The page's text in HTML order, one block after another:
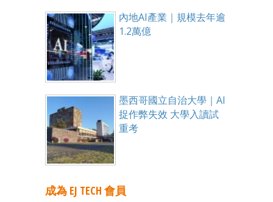
內地AI產業｜規模去年逾
1.2萬億
墨西哥國立自治大學｜AI
捉作弊失效 大學入讀試
重考
成為 EJ TECH 會員